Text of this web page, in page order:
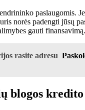
paslaugomis.
norės padengti jūsų
gauti finansavimą.
rasite adresu
blogos kredito